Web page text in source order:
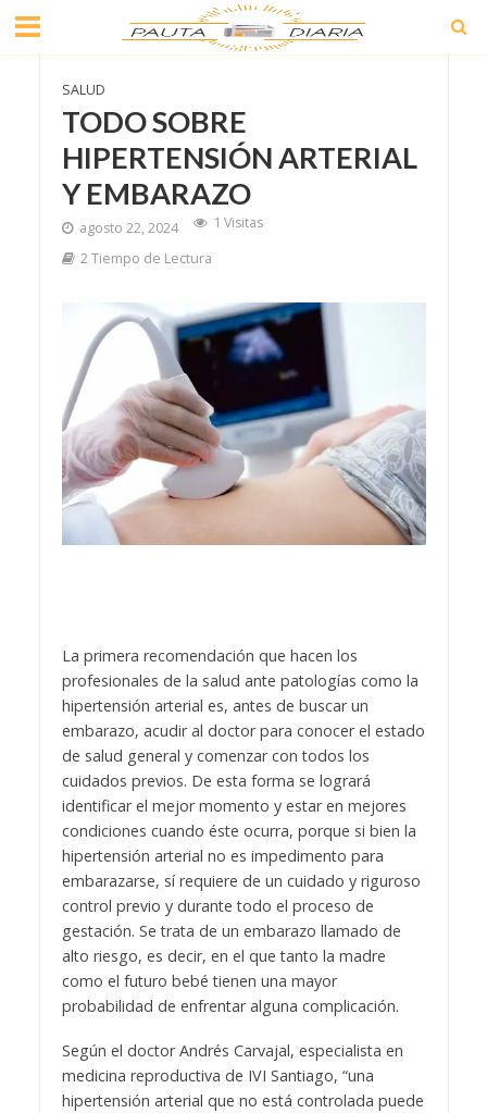
SALUD
TODO SOBRE
HIPERTENSIÓN ARTERIAL
Y EMBARAZO
agosto 22, 2024
1 Visitas
2 Tiempo de Lectura
La primera recomendación que hacen los
profesionales de la salud ante patologías como la
hipertensión arterial es, antes de buscar un
embarazo, acudir al doctor para conocer el estado
de salud general y comenzar con todos los
cuidados previos. De esta forma se logrará
identificar el mejor momento y estar en mejores
condiciones cuando éste ocurra, porque si bien la
hipertensión arterial no es impedimento para
embarazarse, sí requiere de un cuidado y riguroso
control previo y durante todo el proceso de
gestación. Se trata de un embarazo llamado de
alto riesgo, es decir, en el que tanto la madre
como el futuro bebé tienen una mayor
probabilidad de enfrentar alguna complicación.
Según el doctor Andrés Carvajal, especialista en
medicina reproductiva de IVI Santiago, “una
hipertensión arterial que no está controlada puede